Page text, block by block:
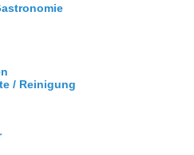
/ Reinigung